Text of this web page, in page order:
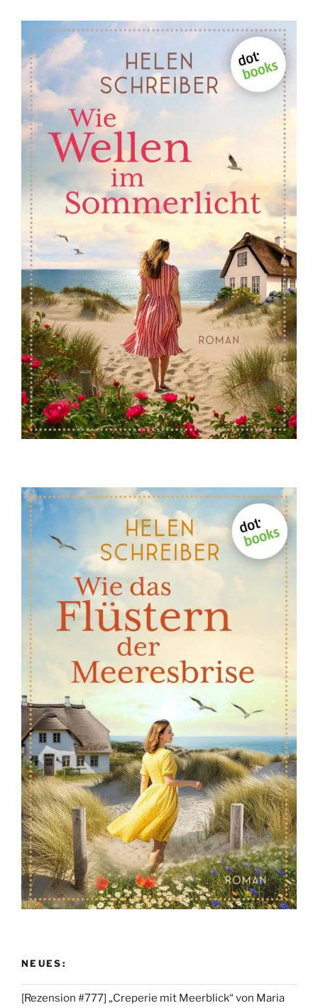
NEUES:
[Rezension #777] „Creperie mit Meerblick“ von Maria